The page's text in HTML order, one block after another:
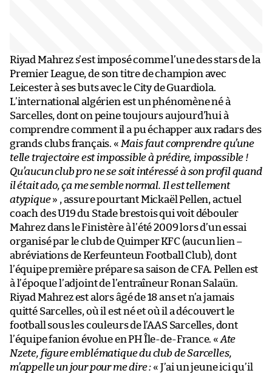
Riyad Mahrez s’est imposé comme l’une des stars de la
Premier League, de son titre de champion avec
Leicester à ses buts avec le City de Guardiola.
L’international algérien est un phénomène né à
Sarcelles, dont on peine toujours aujourd’hui à
comprendre comment il a pu échapper aux radars des
grands clubs français. « Mais faut comprendre qu’une
telle trajectoire est impossible à prédire, impossible !
Qu’aucun club pro ne se soit intéressé à son profil quand
il était ado, ça me semble normal. Il est tellement
atypique» , assure pourtant Mickaël Pellen, actuel
coach des U19 du Stade brestois qui voit débouler
Mahrez dans le Finistère à l’été 2009 lors d’un essai
organisé par le club de Quimper KFC (aucun lien –
abréviations de Kerfeunteun Football Club), dont
l’équipe première prépare sa saison de CFA. Pellen est
à l’époque l’adjoint de l’entraîneur Ronan Salaün.
Riyad Mahrez est alors âgé de 18 ans et n’a jamais
quitté Sarcelles, où il est né et où il a découvert le
football sous les couleurs de l’AAS Sarcelles, dont
l’équipe fanion évolue en PH Île-de-France. « Ate
Nzete, figure emblématique du club de Sarcelles,
m’appelle un jour pour me dire : « J’ai un jeune ici qu’il